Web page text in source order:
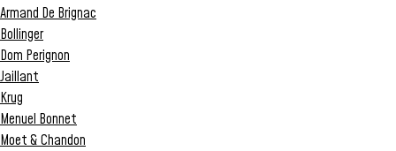
Armand De Brignac
Bollinger
Dom Perignon
Jaillant
Krug
Menuel Bonnet
Moet & Chandon